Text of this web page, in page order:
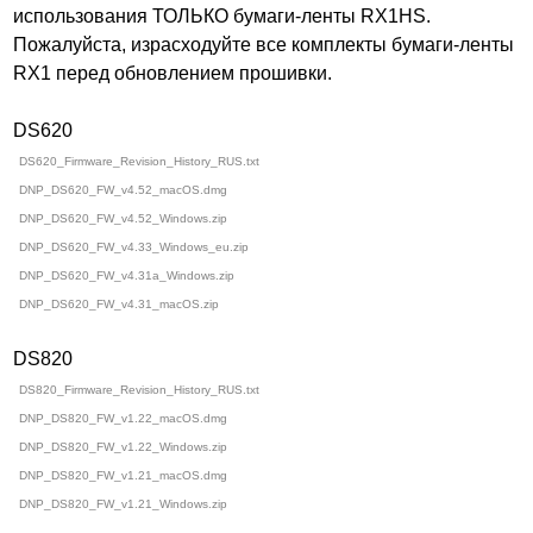
использования ТОЛЬКО бумаги-ленты RX1HS.
Пожалуйста, израсходуйте все комплекты бумаги-ленты
RX1 перед обновлением прошивки.
DS620
DS620_Firmware_Revision_History_RUS.txt
DNP_DS620_FW_v4.52_macOS.dmg
DNP_DS620_FW_v4.52_Windows.zip
DNP_DS620_FW_v4.33_Windows_eu.zip
DNP_DS620_FW_v4.31a_Windows.zip
DNP_DS620_FW_v4.31_macOS.zip
DS820
DS820_Firmware_Revision_History_RUS.txt
DNP_DS820_FW_v1.22_macOS.dmg
DNP_DS820_FW_v1.22_Windows.zip
DNP_DS820_FW_v1.21_macOS.dmg
DNP_DS820_FW_v1.21_Windows.zip